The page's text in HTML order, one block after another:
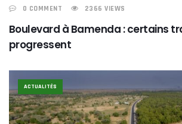
0 COMMENT 2366 VIEWS
Boulevard à Bamenda : certains
progressent
ACTUALITÉS